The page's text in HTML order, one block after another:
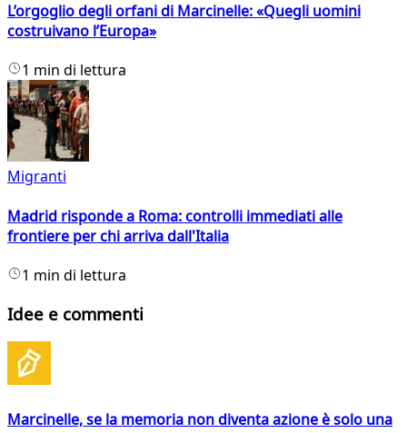
L’orgoglio degli orfani di Marcinelle: «Quegli uomini
costruivano l’Europa»
1 min di lettura
Migranti
Madrid risponde a Roma: controlli immediati alle
frontiere per chi arriva dall'Italia
1 min di lettura
Idee e commenti
Marcinelle, se la memoria non diventa azione è solo una